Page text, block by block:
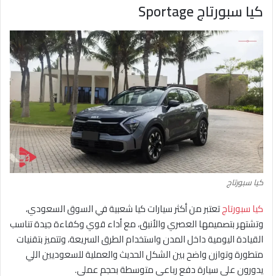
كيا سبورتاج Sportage
كيا سبورتاج
كيا سبورتاجتعتبر من أكثر سيارات كيا شعبية في السوق السعودي،
وتشتهر بتصميمها العصري والأنيق، مع أداء قوي وكفاءة جيدة تناسب
القيادة اليومية داخل المدن واستخدام الطرق السريعة، وتتميز بتقنيات
متطورة وتوازن واضح بين الشكل الحديث والعملية للسعوديين اللي
يدورون على سيارة دفع رباعي متوسطة بحجم عملي.